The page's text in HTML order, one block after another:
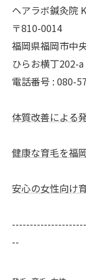
ヘアラボ鍼灸院
〒810-0014
福岡県福岡市中
ひらお横丁202-a
電話番号 : 080-
体質改善による
健康な育毛を福
安心の女性向け
--